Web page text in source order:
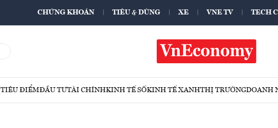
CHỨNG KHOÁN TIÊU & DÙNG XE VNE TV TECH
TIÊU ĐIỂMĐẦU TƯTÀI CHÍNHKINH TẾ SỐKINH TẾ XANHTHỊ TRƯỜNGDOANH